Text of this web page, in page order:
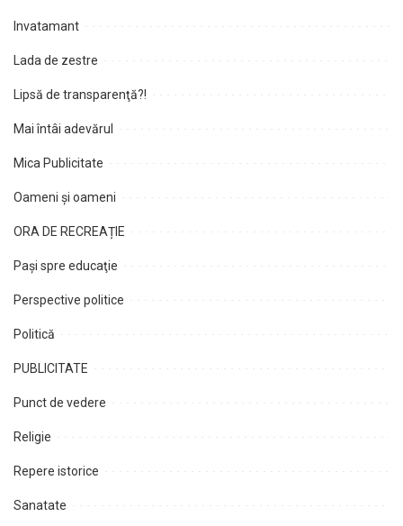
Invatamant
Lada de zestre
Lipsă de transparenţă?!
Mai întâi adevărul
Mica Publicitate
Oameni şi oameni
ORA DE RECREAȚIE
Paşi spre educaţie
Perspective politice
Politică
PUBLICITATE
Punct de vedere
Religie
Repere istorice
Sanatate